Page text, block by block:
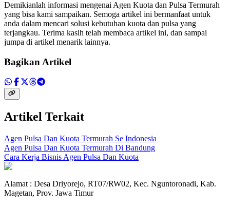
Demikianlah informasi mengenai Agen Kuota dan Pulsa Termurah
yang bisa kami sampaikan. Semoga artikel ini bermanfaat untuk
anda dalam mencari solusi kebutuhan kuota dan pulsa yang
terjangkau. Terima kasih telah membaca artikel ini, dan sampai
jumpa di artikel menarik lainnya.
Bagikan Artikel
Artikel Terkait
Agen Pulsa Dan Kuota Termurah Se Indonesia
Agen Pulsa Dan Kuota Termurah Di Bandung
Cara Kerja Bisnis Agen Pulsa Dan Kuota
Alamat : Desa Driyorejo, RT07/RW02, Kec. Nguntoronadi, Kab.
Magetan, Prov. Jawa Timur